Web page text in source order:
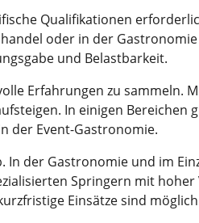
Qualifikationen
oder in der
und Belastbarkeit.
Erfahrungen zu sammeln.
In einigen Bereichen
der Event-Gastronomie.
der Gastronomie und im
Springern mit
Einsätze sind